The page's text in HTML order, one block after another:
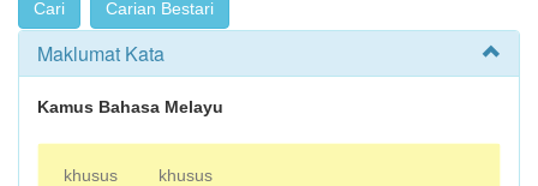
Maklumat Kata
Kamus Bahasa Melayu
khusus khusus